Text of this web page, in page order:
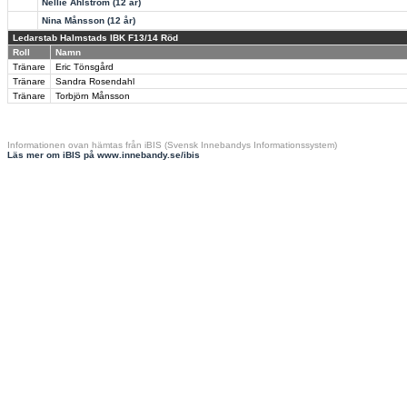
Nellie Ahlström (12 år)
Nina Månsson (12 år)
Ledarstab Halmstads IBK F13/14 Röd
Roll
Namn
Tränare
Eric Tönsgård
Tränare
Sandra Rosendahl
Tränare
Torbjörn Månsson
Informationen ovan hämtas från iBIS (Svensk Innebandys Informationssystem)
Läs mer om iBIS på www.innebandy.se/ibis